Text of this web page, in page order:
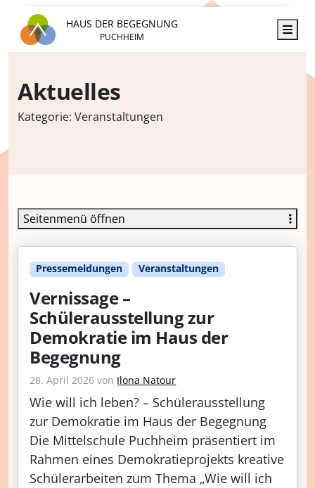
HAUS DER BEGEGNUNG
PUCHHEIM
Aktuelles
Kategorie:Veranstaltungen
Pressemeldungen Veranstaltungen
Vernissage –
Schülerausstellung zur
Demokratie im Haus der
Begegnung
28. April 2026 von Ilona Natour
Wie will ich leben? – Schülerausstellung
zur Demokratie im Haus der Begegnung
Die Mittelschule Puchheim präsentiert im
Rahmen eines Demokratieprojekts kreative
Schülerarbeiten zum Thema „Wie will ich
Seitenmenü öffnen